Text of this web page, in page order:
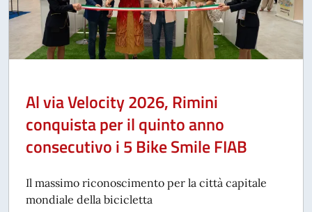
Al via Velocity 2026, Rimini
conquista per il quinto anno
consecutivo i 5 Bike Smile FIAB
Il massimo riconoscimento per la città capitale
mondiale della bicicletta